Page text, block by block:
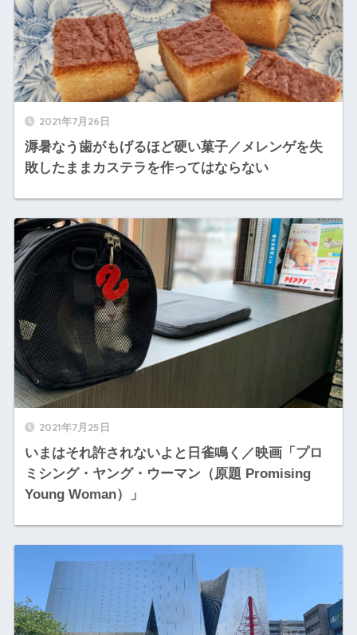
2021年7月26日
溽暑なう歯がもげるほど硬い菓子／メレンゲを失
敗したままカステラを作ってはならない
2021年7月25日
いまはそれ許されないよと日雀鳴く／映画「プロ
ミシング・ヤング・ウーマン（原題 Promising
Young Woman）」